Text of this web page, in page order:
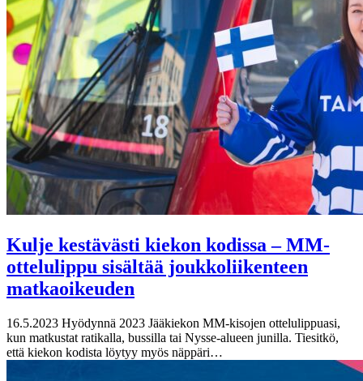
Kulje kestävästi kiekon kodissa – MM-
ottelulippu sisältää joukkoliikenteen
matkaoikeuden
16.5.2023 Hyödynnä 2023 Jääkiekon MM-kisojen ottelulippuasi,
kun matkustat ratikalla, bussilla tai Nysse-alueen junilla. Tiesitkö,
että kiekon kodista löytyy myös näppäri…